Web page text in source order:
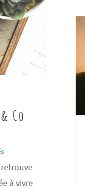
Co
retrouve
à vivre